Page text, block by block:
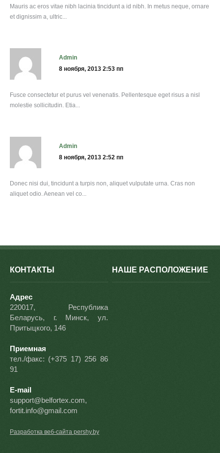
Mauris ac eros vitae nibh lacinia tincidunt a id nibh. In metus neque, ornare
et dignissim a, ultric...
admin
8 ноября, 2013 2:53 пп
Fusce consectetur et purus vel venenatis. Pellentesque eget risus a nisl
molestie sollicitudin. Etia...
admin
8 ноября, 2013 2:52 пп
Donec nisi dui, tincidunt a turpis non, aliquet vulputate urna. Cras non
aliquet odio. Aenean vel co...
КОНТАКТЫ
Адрес
220017, Республика
Беларусь, г. Минск, ул.
Притыцкого, 146
Приемная
тел./факс: (+375 17) 256 86
91
E-mail
support@belfortex.com,
fortit.info@gmail.com
Разработка веб-сайта pershy.by
НАШЕ РАСПОЛОЖЕНИЕ